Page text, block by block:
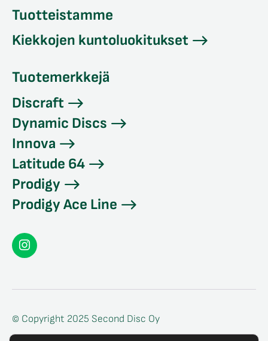
Tuotteistamme
Kiekkojen kuntoluokitukset
Tuotemerkkejä
Discraft
Dynamic Discs
Innova
Latitude 64
Prodigy
Prodigy Ace Line
Seconddisc
© Copyright 2025 Second Disc Oy